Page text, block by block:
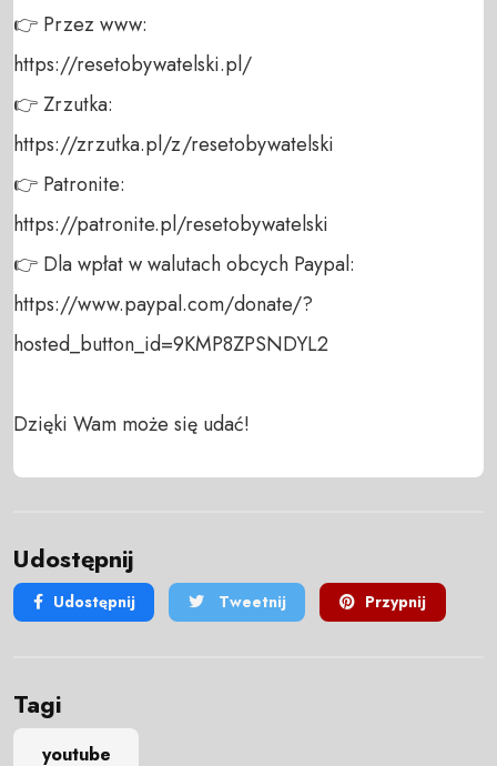
👉 Przez www:
https://resetobywatelski.pl/
👉 Zrzutka:
https://zrzutka.pl/z/resetobywatelski
👉 Patronite:
https://patronite.pl/resetobywatelski
👉 Dla wpłat w walutach obcych Paypal:
https://www.paypal.com/donate/?
hosted_button_id=9KMP8ZPSNDYL2
Dzięki Wam może się udać!
Udostępnij
Udostępnij Tweetnij Przypnij
Tagi
youtube